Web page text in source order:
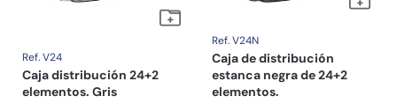
Ref. V24
Caja distribución 24+2
elementos. Gris
Ref. V24N
Caja de distribución
estanca negra de 24+2
elementos.